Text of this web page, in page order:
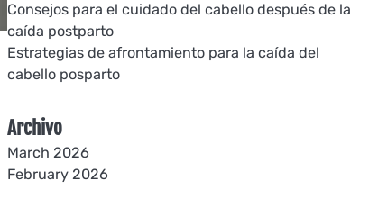
Consejos para el cuidado del cabello después de la
caída postparto
Estrategias de afrontamiento para la caída del
cabello posparto
Archivo
March 2026
February 2026